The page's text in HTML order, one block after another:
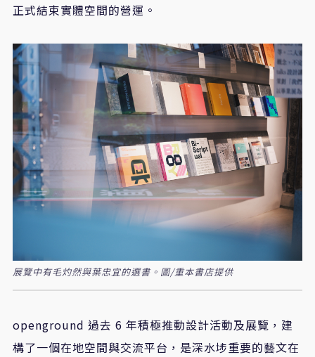
正式結束實體空間的營運。
展覽中有毛灼然與葉忠宜的選書。圖/重本書店提供
openground 過去 6 年積極推動設計活動及展覽，建
構了一個在地空間與交流平台，是深水埗重要的藝文在